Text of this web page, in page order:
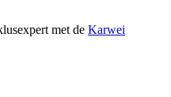
met de Karwei